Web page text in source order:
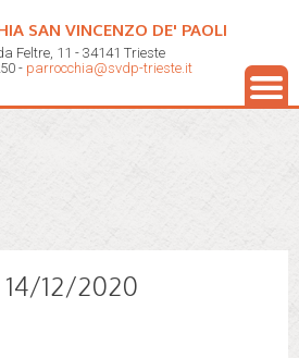
SAN VINCENZO DE' PAOLI
Feltre, 11 - 34141 Trieste
- parrocchia@svdp-trieste.it
12/2020